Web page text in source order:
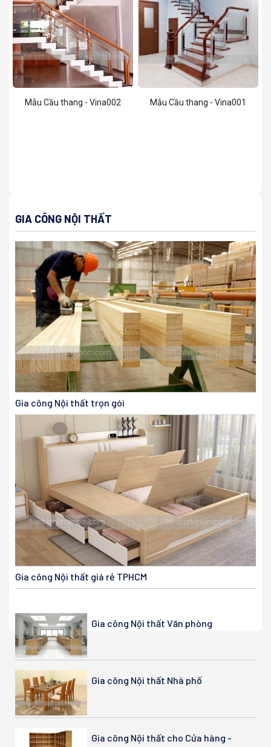
Mẫu Cầu thang - Vina002 Mẫu Cầu thang - Vina001
GIA CÔNG NỘI THẤT
Gia công Nội thất trọn gói
Gia công Nội thất giá rẻ TPHCM
Gia công Nội thất Văn phòng
Gia công Nội thất Nhà phố
Gia công Nội thất cho Cửa hàng -